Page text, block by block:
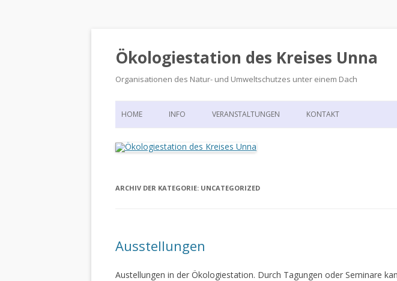
Ökologiestation des Kreises Unna
Organisationen des Natur- und Umweltschutzes unter einem Dach
HOME INFO VERANSTALTUNGEN KONTAKT
ARCHIV DER KATEGORIE: UNCATEGORIZED
Ausstellungen
Austellungen in der Ökologiestation. Durch Tagungen oder Seminare